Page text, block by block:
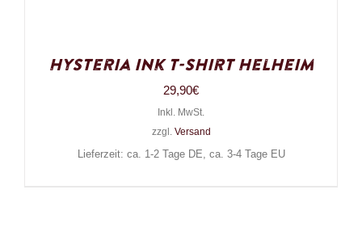
Hysteria Ink T-Shirt Helheim
29,90€
Inkl. MwSt.
zzgl. Versand
Lieferzeit: ca. 1-2 Tage DE, ca. 3-4 Tage EU